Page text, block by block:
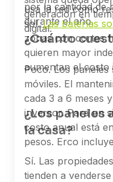
generación en
digital.
por la cantidad de
durante el año.
usa la red como
sol.Las baterías
zonas con cortes
quieren mayor
aumentan el costo
¿Cuánto
Poco. Los
móviles. El
cada 3 a 6 meses
inversor. Para un
costo anual está
pesos. Erco
¿Los paneles
la casa?
Sí. Las
tienden a